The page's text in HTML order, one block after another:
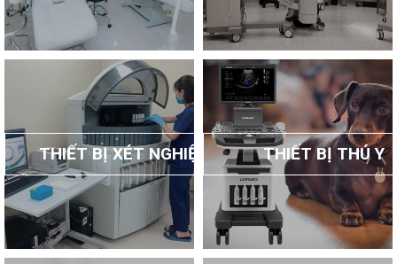
THIẾT BỊ XÉT NGHIỆM THIẾT BỊ THÚ Y